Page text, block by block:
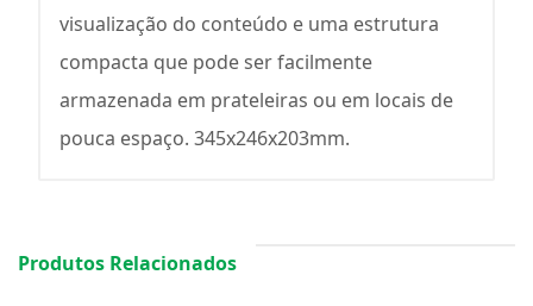
visualização do conteúdo e uma estrutura
compacta que pode ser facilmente
armazenada em prateleiras ou em locais de
pouca espaço. 345x246x203mm.
Produtos Relacionados